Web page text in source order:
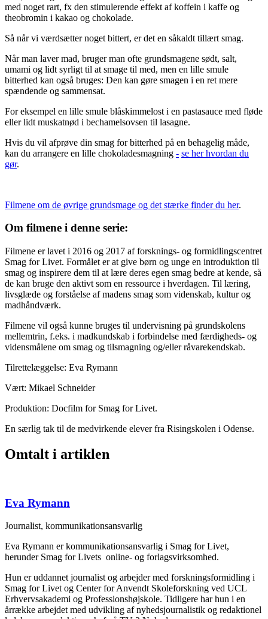
med noget rart, fx den stimulerende effekt af koffein i kaffe og
theobromin i kakao og chokolade.
Så når vi værdsætter noget bittert, er det en såkaldt tillært smag.
Når man laver mad, bruger man ofte grundsmagene sødt, salt,
umami og lidt syrligt til at smage til med, men en lille smule
bitterhed kan også bruges: Den kan gøre smagen i en ret mere
spændende og sammensat.
For eksempel en lille smule blåskimmelost i en pastasauce med fløde
eller lidt muskatnød i bechamelsovsen til lasagne.
Hvis du vil afprøve din smag for bitterhed på en behagelig måde,
kan du arrangere en lille chokoladesmagning - se her hvordan du
gør.
Filmene om de øvrige grundsmage og det stærke finder du her.
Om filmene i denne serie:
Filmene er lavet i 2016 og 2017 af forsknings- og formidlingscentret
Smag for Livet. Formålet er at give børn og unge en introduktion til
smag og inspirere dem til at lære deres egen smag bedre at kende, så
de kan bruge den aktivt som en ressource i hverdagen. Til læring,
livsglæde og forståelse af madens smag som videnskab, kultur og
madhåndværk.
Filmene vil også kunne bruges til undervisning på grundskolens
mellemtrin, f.eks. i madkundskab i forbindelse med færdigheds- og
vidensmålene om smag og tilsmagning og/eller råvarekendskab.
Tilrettelæggelse: Eva Rymann
Vært: Mikael Schneider
Produktion: Docfilm for Smag for Livet.
En særlig tak til de medvirkende elever fra Risingskolen i Odense.
Omtalt i artiklen
Eva Rymann
Journalist, kommunikationsansvarlig
Eva Rymann er kommunikationsansvarlig i Smag for Livet,
herunder Smag for Livets online- og forlagsvirksomhed.
Hun er uddannet journalist og arbejder med forskningsformidling i
Smag for Livet og Center for Anvendt Skoleforskning ved UCL
Erhvervsakademi og Professionshøjskole. Tidligere har hun i en
årrække arbejdet med udvikling af nyhedsjournalistik og redaktionel